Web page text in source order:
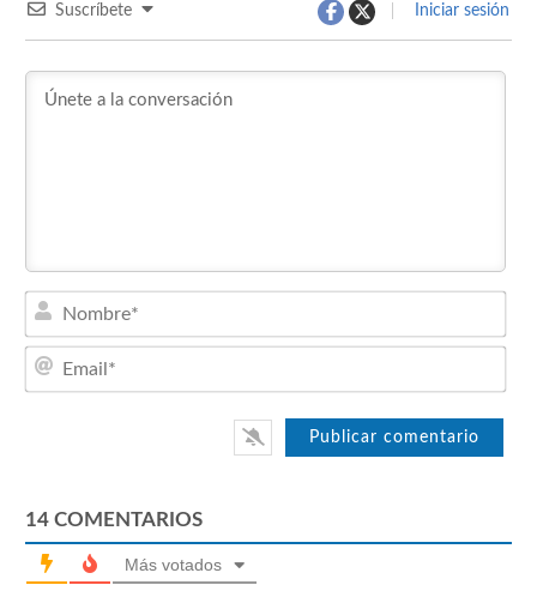
Suscríbete Iniciar sesión
14 COMENTARIOS
Más votados